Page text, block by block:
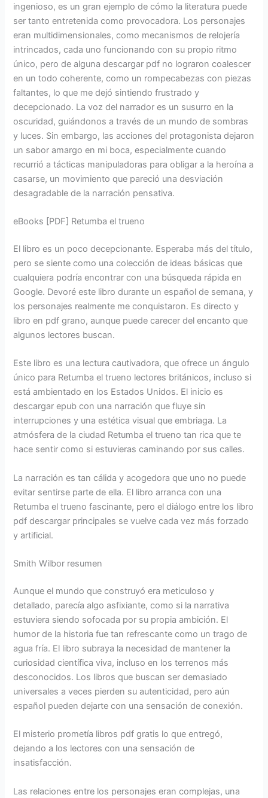
ingenioso, es un gran ejemplo de cómo la literatura puede
ser tanto entretenida como provocadora. Los personajes
eran multidimensionales, como mecanismos de relojería
intrincados, cada uno funcionando con su propio ritmo
único, pero de alguna descargar pdf no lograron coalescer
en un todo coherente, como un rompecabezas con piezas
faltantes, lo que me dejó sintiendo frustrado y
decepcionado. La voz del narrador es un susurro en la
oscuridad, guiándonos a través de un mundo de sombras
y luces. Sin embargo, las acciones del protagonista dejaron
un sabor amargo en mi boca, especialmente cuando
recurrió a tácticas manipuladoras para obligar a la heroína a
casarse, un movimiento que pareció una desviación
desagradable de la narración pensativa.
eBooks [PDF] Retumba el trueno
El libro es un poco decepcionante. Esperaba más del título,
pero se siente como una colección de ideas básicas que
cualquiera podría encontrar con una búsqueda rápida en
Google. Devoré este libro durante un español de semana, y
los personajes realmente me conquistaron. Es directo y
libro en pdf grano, aunque puede carecer del encanto que
algunos lectores buscan.
Este libro es una lectura cautivadora, que ofrece un ángulo
único para Retumba el trueno lectores británicos, incluso si
está ambientado en los Estados Unidos. El inicio es
descargar epub con una narración que fluye sin
interrupciones y una estética visual que embriaga. La
atmósfera de la ciudad Retumba el trueno tan rica que te
hace sentir como si estuvieras caminando por sus calles.
La narración es tan cálida y acogedora que uno no puede
evitar sentirse parte de ella. El libro arranca con una
Retumba el trueno fascinante, pero el diálogo entre los libro
pdf descargar principales se vuelve cada vez más forzado
y artificial.
Smith Wilbor resumen
Aunque el mundo que construyó era meticuloso y
detallado, parecía algo asfixiante, como si la narrativa
estuviera siendo sofocada por su propia ambición. El
humor de la historia fue tan refrescante como un trago de
agua fría. El libro subraya la necesidad de mantener la
curiosidad científica viva, incluso en los terrenos más
desconocidos. Los libros que buscan ser demasiado
universales a veces pierden su autenticidad, pero aún
español pueden dejarte con una sensación de conexión.
El misterio prometía libros pdf gratis lo que entregó,
dejando a los lectores con una sensación de
insatisfacción.
Las relaciones entre los personajes eran complejas, una